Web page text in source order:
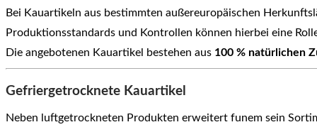
Bei Kauartikeln aus bestimmten außereuropäischen
Produktionsstandards und Kontrollen können hierbei eine
Die angebotenen Kauartikel bestehen aus 100 % natürlichen
Gefriergetrocknete Kauartikel
Neben luftgetrockneten Produkten erweitert funem sein